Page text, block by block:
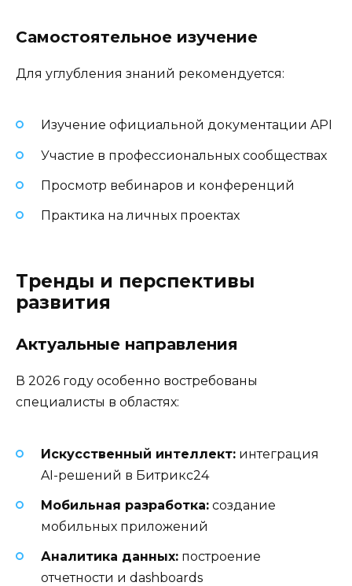
Самостоятельное изучение
Для углубления знаний рекомендуется:
Изучение официальной документации API
Участие в профессиональных сообществах
Просмотр вебинаров и конференций
Практика на личных проектах
Тренды и перспективы
развития
Актуальные направления
В 2026 году особенно востребованы
специалисты в областях:
Искусственный интеллект: интеграция
AI-решений в Битрикс24
Мобильная разработка: создание
мобильных приложений
Аналитика данных: построение
отчетности и dashboards